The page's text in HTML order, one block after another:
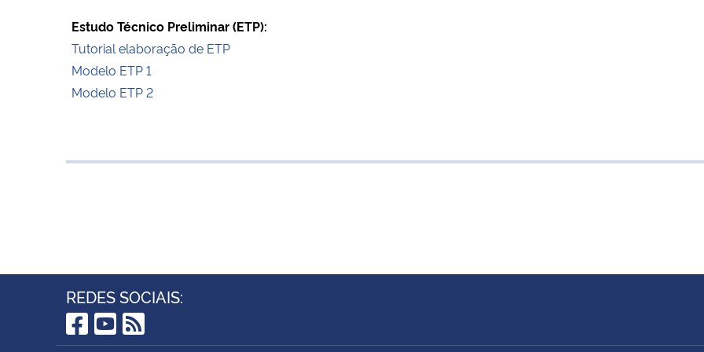
Estudo Técnico Preliminar (ETP):
Tutorial elaboração de ETP
Modelo ETP 1
Modelo ETP 2
REDES SOCIAIS: